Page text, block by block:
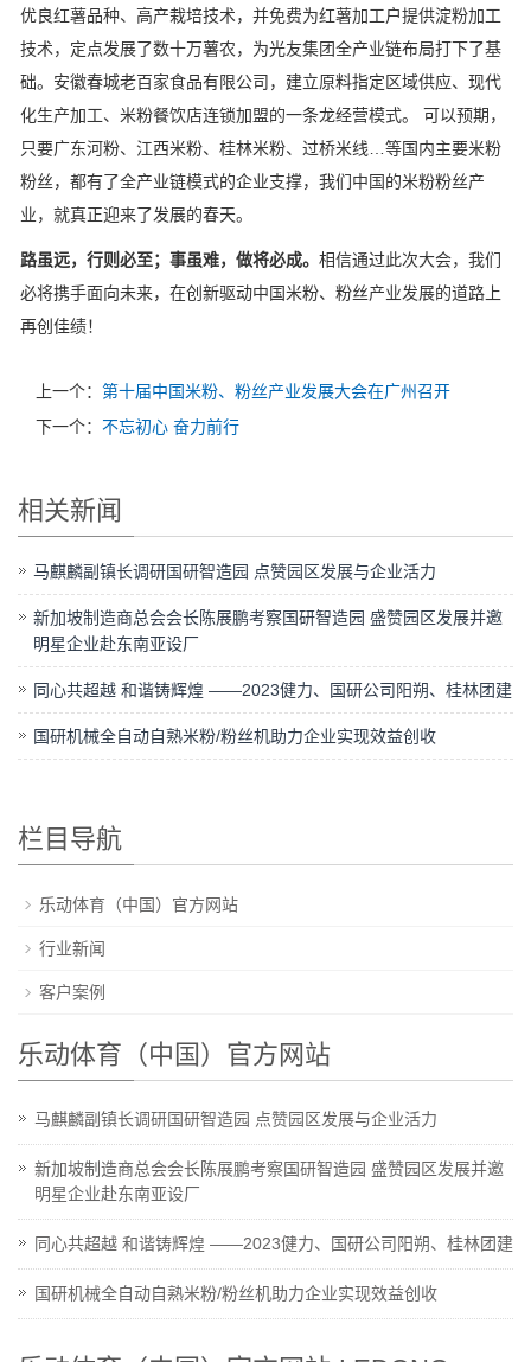
优良红薯品种、高产栽培技术，并免费为红薯加工户提供淀粉加工
技术，定点发展了数十万薯农，为光友集团全产业链布局打下了基
础。安徽春城老百家食品有限公司，建立原料指定区域供应、现代
化生产加工、米粉餐饮店连锁加盟的一条龙经营模式。 可以预期，
只要广东河粉、江西米粉、桂林米粉、过桥米线…等国内主要米粉
粉丝，都有了全产业链模式的企业支撑，我们中国的米粉粉丝产
业，就真正迎来了发展的春天。
路虽远，行则必至；事虽难，做将必成。 相信通过此次大会，我们
必将携手面向未来，在创新驱动中国米粉、粉丝产业发展的道路上
再创佳绩！
上一个： 第十届中国米粉、粉丝产业发展大会在广州召开
下一个： 不忘初心 奋力前行
相关新闻
马麒麟副镇长调研国研智造园 点赞园区发展与企业活力
新加坡制造商总会会长陈展鹏考察国研智造园 盛赞园区发展并邀
明星企业赴东南亚设厂
同心共超越 和谐铸辉煌 ——2023健力、国研公司阳朔、桂林团建
国研机械全自动自熟米粉/粉丝机助力企业实现效益创收
栏目导航
乐动体育（中国）官方网站
行业新闻
客户案例
乐动体育（中国）官方网站
马麒麟副镇长调研国研智造园 点赞园区发展与企业活力
新加坡制造商总会会长陈展鹏考察国研智造园 盛赞园区发展并邀
明星企业赴东南亚设厂
同心共超越 和谐铸辉煌 ——2023健力、国研公司阳朔、桂林团建
国研机械全自动自熟米粉/粉丝机助力企业实现效益创收